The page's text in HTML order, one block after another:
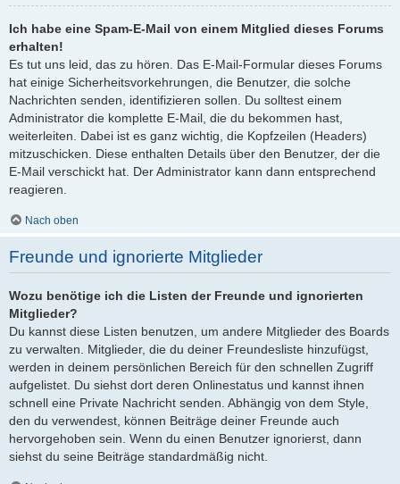
Ich habe eine Spam-E-Mail von einem Mitglied dieses Forums
erhalten!
Es tut uns leid, das zu hören. Das E-Mail-Formular dieses Forums
hat einige Sicherheitsvorkehrungen, die Benutzer, die solche
Nachrichten senden, identifizieren sollen. Du solltest einem
Administrator die komplette E-Mail, die du bekommen hast,
weiterleiten. Dabei ist es ganz wichtig, die Kopfzeilen (Headers)
mitzuschicken. Diese enthalten Details über den Benutzer, der die
E-Mail verschickt hat. Der Administrator kann dann entsprechend
reagieren.
Nach oben
Freunde und ignorierte Mitglieder
Wozu benötige ich die Listen der Freunde und ignorierten
Mitglieder?
Du kannst diese Listen benutzen, um andere Mitglieder des Boards
zu verwalten. Mitglieder, die du deiner Freundesliste hinzufügst,
werden in deinem persönlichen Bereich für den schnellen Zugriff
aufgelistet. Du siehst dort deren Onlinestatus und kannst ihnen
schnell eine Private Nachricht senden. Abhängig von dem Style,
den du verwendest, können Beiträge deiner Freunde auch
hervorgehoben sein. Wenn du einen Benutzer ignorierst, dann
siehst du seine Beiträge standardmäßig nicht.